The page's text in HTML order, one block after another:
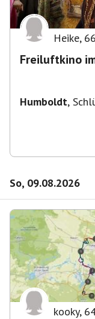
Heike, 66
Freiluftkino
Humboldt,
So, 09.08.2026
kooky,